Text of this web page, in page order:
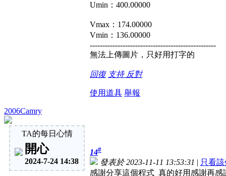
Umin：400.00000
Vmax：174.00000
Vmin：136.00000
--------------------------------------------------
無法上傳圖片，只好用打字的
回復 支持 反對
使用道具 舉報
2006Camry
TA的每日心情
開心
2024-7-24 14:38
14#
發表於 2023-11-11 13:53:31 | 只看
感謝分享這個程式 真的好用感謝再感